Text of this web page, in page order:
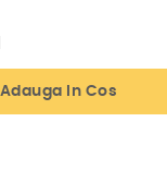
Adauga In Cos